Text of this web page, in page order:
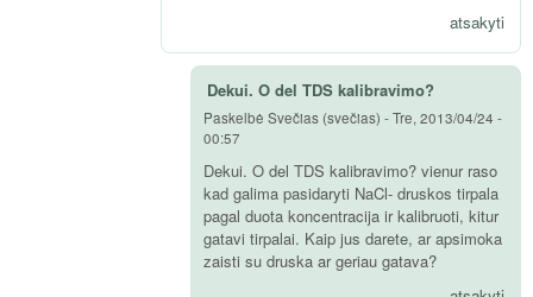
atsakyti
Dekui. O del TDS kalibravimo?
Paskelbė Svečias (svečias) -Tre, 2013/04/24 -
00:57
Dekui. O del TDS kalibravimo? vienur raso
kad galima pasidaryti NaCl- druskos tirpala
pagal duota koncentracija ir kalibruoti, kitur
gatavi tirpalai. Kaip jus darete, ar apsimoka
zaisti su druska ar geriau gatava?